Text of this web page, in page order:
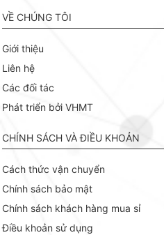
VỀ CHÚNG TÔI
Giới thiệu
Liên hệ
Các đối tác
Phát triển bởi VHMT
CHÍNH SÁCH VÀ ĐIỀU KHOẢN
Cách thức vận chuyển
Chính sách bảo mật
Chính sách khách hàng mua sỉ
Điều khoản sử dụng